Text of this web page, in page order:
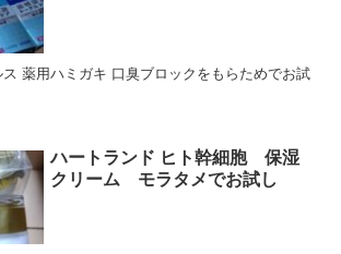
薬用ハミガキ 口臭ブロックをもらためでお試
ハートランド ヒト幹細胞 保湿
クリーム モラタメでお試し